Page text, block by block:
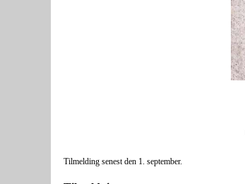
Tilmelding senest den 1. september.